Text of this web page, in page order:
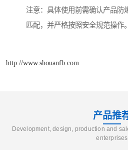
注意：具体使用前需确认产品防
匹配，并严格按照安全规范操作。
http://www.shouanfb.com
产品推
Development, design, production and
enterprises